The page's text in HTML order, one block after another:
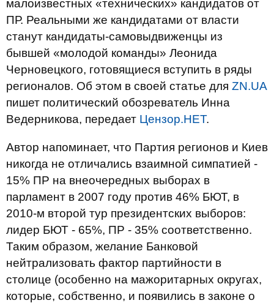
малоизвестных «технических» кандидатов от
ПР. Реальными же кандидатами от власти
станут кандидаты-самовыдвиженцы из
бывшей «молодой команды» Леонида
Черновецкого, готовящиеся вступить в ряды
регионалов. Об этом в своей статье для ZN.UA
пишет политический обозреватель Инна
Ведерникова, передает Цензор.НЕТ.
Автор напоминает, что Партия регионов и Киев
никогда не отличались взаимной симпатией -
15% ПР на внеочередных выборах в
парламент в 2007 году против 46% БЮТ, в
2010-м второй тур президентских выборов:
лидер БЮТ - 65%, ПР - 35% соответственно.
Таким образом, желание Банковой
нейтрализовать фактор партийности в
столице (особенно на мажоритарных округах,
которые, собственно, и появились в законе о